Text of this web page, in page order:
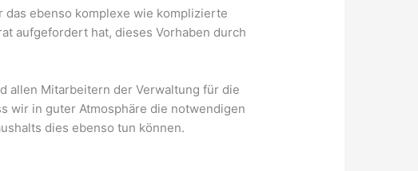
ebenso komplexe wie komplizierte
aufgefordert hat, dieses Vorhaben durch
allen Mitarbeitern der Verwaltung für die
wir in guter Atmosphäre die notwendigen
Haushalts dies ebenso tun können.